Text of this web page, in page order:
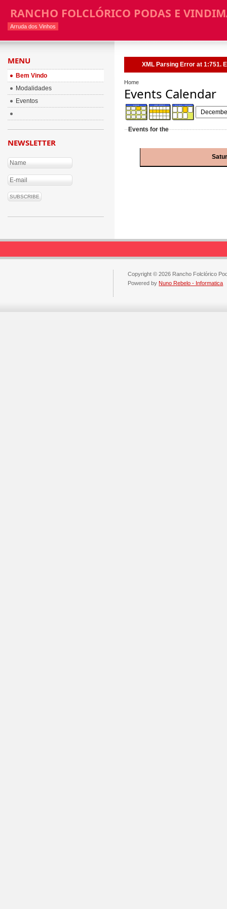
RANCHO FOLCLÓRICO PODAS E
Arruda dos Vinhos
XML Parsing Error at 1:751.
Home
Events Calendar
Events for the
MENU
Bem Vindo
Modalidades
Eventos
NEWSLETTER
Copyright © 2026 Rancho Folclórico
Powered byNuno Rebelo - Informatica